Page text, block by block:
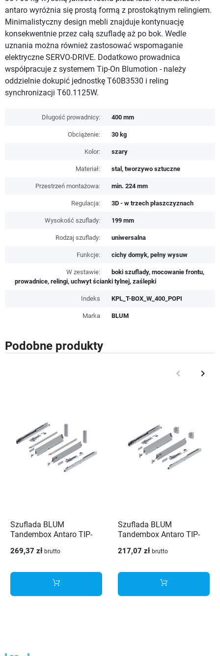
antaro wyróżnia się prostą formą z prostokątnym relingiem.
Minimalistyczny design mebli znajduje kontynuację
konsekwentnie przez całą szufladę aż po bok. Wedle
uznania można również zastosować wspomaganie
elektryczne SERVO-DRIVE. Dodatkowo prowadnica
współpracuje z systemem Tip-On Blumotion - należy
oddzielnie dokupić jednostkę T60B3530 i reling
synchronizacji T60.1125W.
Długość prowadnicy: 400 mm
Obciążenie: 30 kg
Kolor: szary
Materiał: stal, tworzywo sztuczne
Przestrzeń montażowa: min. 224 mm
Regulacja: 3D - w trzech płaszczyznach
Wysokość szuflady: 199 mm
Rodzaj szuflady: uniwersalna
Funkcje: cichy domyk, pełny wysuw
W zestawie:
boki szuflady, mocowanie frontu,
prowadnice, relingi, uchwyt ścianki tylnej, zaślepki
Indeks KPL_T-BOX_W_400_POPI
Marka BLUM
Podobne produkty
Poprzedni
keyboard_arrow_left keyboard_arrow_right
Szuflada BLUM
Tandembox Antaro TIP-
wysoka H-199 szara 30kg
269,37 zł brutto
Szuflada BLUM
Tandembox Antaro TIP-
niska H-84 Szara 30kg
217,07 zł brutto